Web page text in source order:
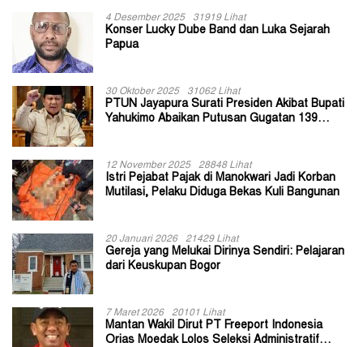
4 Desember 2025 31919 Lihat
Konser Lucky Dube Band dan Luka Sejarah
Papua
30 Oktober 2025 31062 Lihat
PTUN Jayapura Surati Presiden Akibat Bupati
Yahukimo Abaikan Putusan Gugatan 139
12 November 2025 28848 Lihat
Istri Pejabat Pajak di Manokwari Jadi Korban
Mutilasi, Pelaku Diduga Bekas Kuli Bangunan
20 Januari 2026 21429 Lihat
Gereja yang Melukai Dirinya Sendiri: Pelajaran
dari Keuskupan Bogor
7 Maret 2026 20101 Lihat
Mantan Wakil Dirut PT Freeport Indonesia
Orias Moedak Lolos Seleksi Administratif